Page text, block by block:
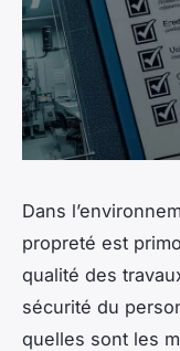
Dans
propreté est
qualité des
sécurité du
quelles sont les